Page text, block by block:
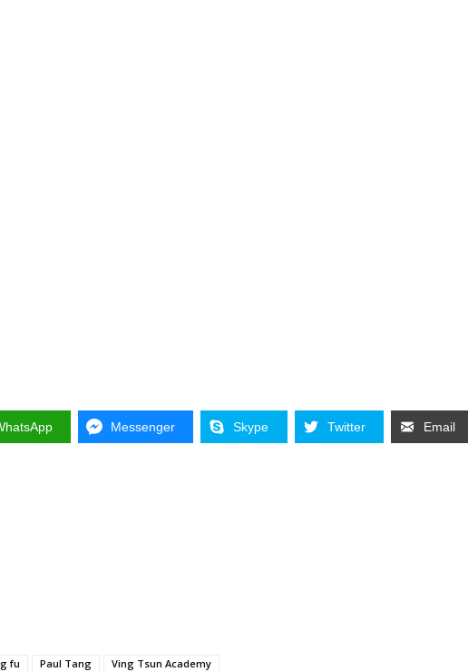
Messenger Skype Twitter Email
fu Paul Tang Ving Tsun Academy